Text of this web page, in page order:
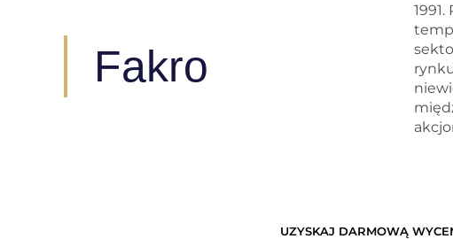
Fakro
UZYSKAJ DARMOWĄ